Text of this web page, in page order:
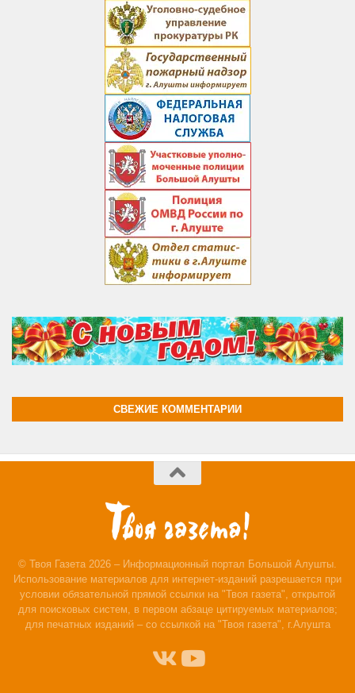
СВЕЖИЕ КОММЕНТАРИИ
© Твоя Газета 2026 – Информационный портал Большой Алушты.
Использование материалов для интернет-изданий разрешается при
условии обязательной прямой ссылки на "Твоя газета", открытой
для поисковых систем, в первом абзаце цитируемых материалов;
для печатных изданий – со ссылкой на "Твоя газета", г.Алушта